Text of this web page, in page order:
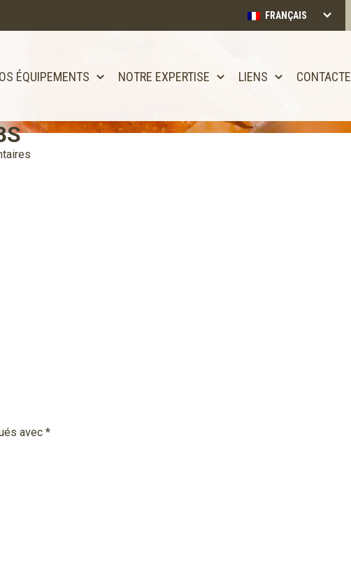
FRANÇAIS
ÉQUIPEMENTS NOTRE EXPERTISE LIENS
avec *